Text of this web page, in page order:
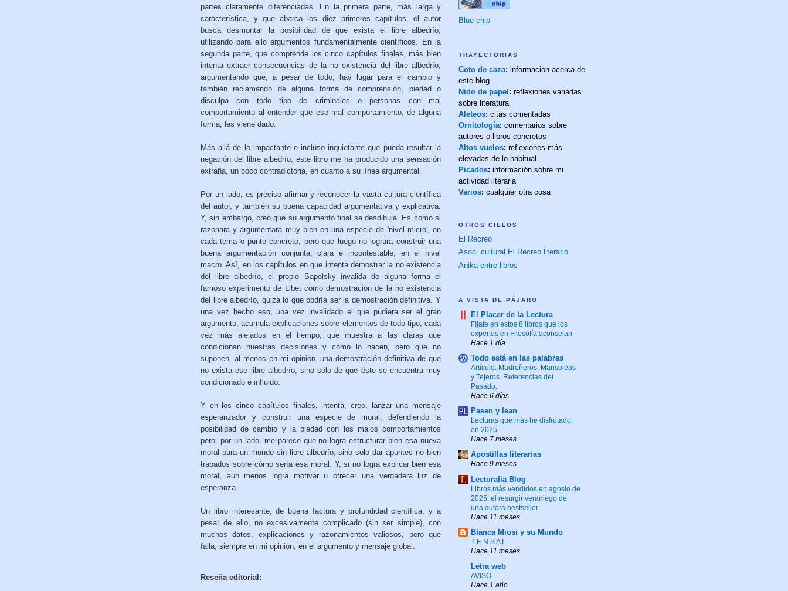
partes claramente diferenciadas. En la primera parte, más larga y
característica, y que abarca los diez primeros capítulos, el autor
busca desmontar la posibilidad de que exista el libre albedrío,
utilizando para ello argumentos fundamentalmente científicos. En la
segunda parte, que comprende los cinco capítulos finales, más bien
intenta extraer consecuencias de la no existencia del libre albedrío,
argumentando que, a pesar de todo, hay lugar para el cambio y
también reclamando de alguna forma de comprensión, piedad o
disculpa con todo tipo de criminales o personas con mal
comportamiento al entender que ese mal comportamiento, de alguna
forma, les viene dado.
Más allá de lo impactante e incluso inquietante que pueda resultar la
negación del libre albedrío, este libro me ha producido una sensación
extraña, un poco contradictoria, en cuanto a su línea argumental.
Por un lado, es preciso afirmar y reconocer la vasta cultura científica
del autor, y también su buena capacidad argumentativa y explicativa.
Y, sin embargo, creo que su argumento final se desdibuja. Es como si
razonara y argumentara muy bien en una especie de 'nivel micro', en
cada tema o punto concreto, pero que luego no lograra construir una
buena argumentación conjunta, clara e incontestable, en el nivel
macro. Así, en los capítulos en que intenta demostrar la no existencia
del libre albedrío, el propio Sapolsky invalida de alguna forma el
famoso experimento de Libet como demostración de la no existencia
del libre albedrío, quizá lo que podría ser la demostración definitiva. Y
una vez hecho eso, una vez invalidado el que pudiera ser el gran
argumento, acumula explicaciones sobre elementos de todo tipo, cada
vez más alejados en el tiempo, que muestra a las claras que
condicionan nuestras decisiones y cómo lo hacen, pero que no
suponen, al menos en mi opinión, una demostración definitiva de que
no exista ese libre albedrío, sino sólo de que éste se encuentra muy
condicionado e influido.
Y en los cinco capítulos finales, intenta, creo, lanzar una mensaje
esperanzador y construir una especie de moral, defendiendo la
posibilidad de cambio y la piedad con los malos comportamientos
pero, por un lado, me parece que no logra estructurar bien esa nueva
moral para un mundo sin libre albedrío, sino sólo dar apuntes no bien
trabados sobre cómo sería esa moral. Y, si no logra explicar bien esa
moral, aún menos logra motivar u ofrecer una verdadera luz de
esperanza.
Un libro interesante, de buena factura y profundidad científica, y a
pesar de ello, no excesivamente complicado (sin ser simple), con
muchos datos, explicaciones y razonamientos valiosos, pero que
falla, siempre en mi opinión, en el argumento y mensaje global.
Reseña editorial:
Blue chip
TRAYECTORIAS
Coto de caza: información acerca de
este blog
Nido de papel: reflexiones variadas
sobre literatura
Aleteos: citas comentadas
Ornitología: comentarios sobre
autores o libros concretos
Altos vuelos: reflexiones más
elevadas de lo habitual
Picados: información sobre mi
actividad literaria
Varios: cualquier otra cosa
OTROS CIELOS
El Recreo
Asoc. cultural El Recreo literario
Anika entre libros
A VISTA DE PÁJARO
El Placer de la Lectura
Fíjate en estos 8 libros que los
expertos en Filosofía aconsejan
Hace 1 día
Todo está en las palabras
Artículo: Madreñeros, Mansoleas
y Tejeros. Referencias del
Pasado.
Hace 6 días
Pasen y lean
Lecturas que más he disfrutado
en 2025
Hace 7 meses
Apostillas literarias
Hace 9 meses
Lecturalia Blog
Libros más vendidos en agosto de
2025: el resurgir veraniego de
una autora bestseller
Hace 11 meses
Blanca Miosi y su Mundo
T E N S A I
Hace 11 meses
Letra web
AVISO
Hace 1 año